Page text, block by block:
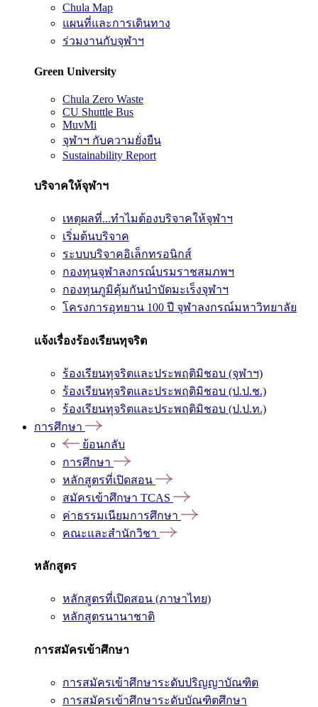
Chula Map
แผนที่และการเดินทาง
ร่วมงานกับจุฬาฯ
Green University
Chula Zero Waste
CU Shuttle Bus
MuvMi
จุฬาฯ กับความยั่งยืน
Sustainability Report
บริจาคให้จุฬาฯ
เหตุผลที่...ทำไมต้องบริจาคให้จุฬาฯ
เริ่มต้นบริจาค
ระบบบริจาคอิเล็กทรอนิกส์
กองทุนจุฬาลงกรณ์บรมราชสมภพฯ
กองทุนภูมิคุ้มกันบำบัดมะเร็งจุฬาฯ
โครงการอุทยาน 100 ปี จุฬาลงกรณ์มหาวิทยาลัย
แจ้งเรื่องร้องเรียนทุจริต
ร้องเรียนทุจริตและประพฤติมิชอบ (จุฬาฯ)
ร้องเรียนทุจริตและประพฤติมิชอบ (ป.ป.ช.)
ร้องเรียนทุจริตและประพฤติมิชอบ (ป.ป.ท.)
การศึกษา
ย้อนกลับ
การศึกษา
หลักสูตรที่เปิดสอน
สมัครเข้าศึกษา TCAS
ค่าธรรมเนียมการศึกษา
คณะและสำนักวิชา
หลักสูตร
หลักสูตรที่เปิดสอน (ภาษาไทย)
หลักสูตรนานาชาติ
การสมัครเข้าศึกษา
การสมัครเข้าศึกษาระดับปริญญาบัณฑิต
การสมัครเข้าศึกษาระดับบัณฑิตศึกษา